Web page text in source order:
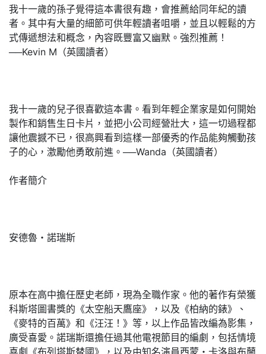
我十一歲的孫子覺得這本書很有趣，會推薦給同年紀的讀
者。其中有大量的細節可供年輕讀者咀嚼，並且以輕鬆的方
式傳遞想法和概念，內容既豐富又幽默。強烈推薦！
──Kevin M（英國讀者）
我十一歲的兒子很喜歡這本書。看到年輕企業家是如何開始
製作和銷售生日卡片，並把小公司經營壯大，這一切過程都
讓他震撼不已，很高興看到這樣一部優秀的作品能夠觸動孩
子的心，激勵他勇敢前進。──Wanda（英國讀者）
作者簡介
安德魯・諾瑞斯
原本在高中擔任歷史老師，現為全職作家。他的著作有榮獲
科斯塔圖書獎的《太空船天鷹座》，以及《柏納的錶》、
《麥特的百萬》和《汪汪！》等，以上作品皆改編為影集，
廣受喜愛。諾瑞斯還擔任過其他電視節目的編劇，包括情境
喜劇《布列塔斯替國》，以及由知名演員西蒙・卡洛與布蘭